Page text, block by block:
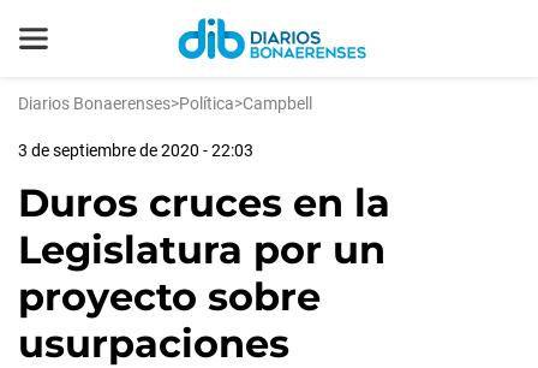
Diarios Bonaerenses>Política>Campbell
3 de septiembre de 2020 - 22:03
Duros cruces en la
Legislatura por un
proyecto sobre
usurpaciones